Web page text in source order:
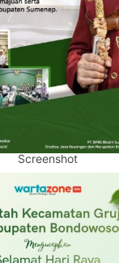
Screenshot